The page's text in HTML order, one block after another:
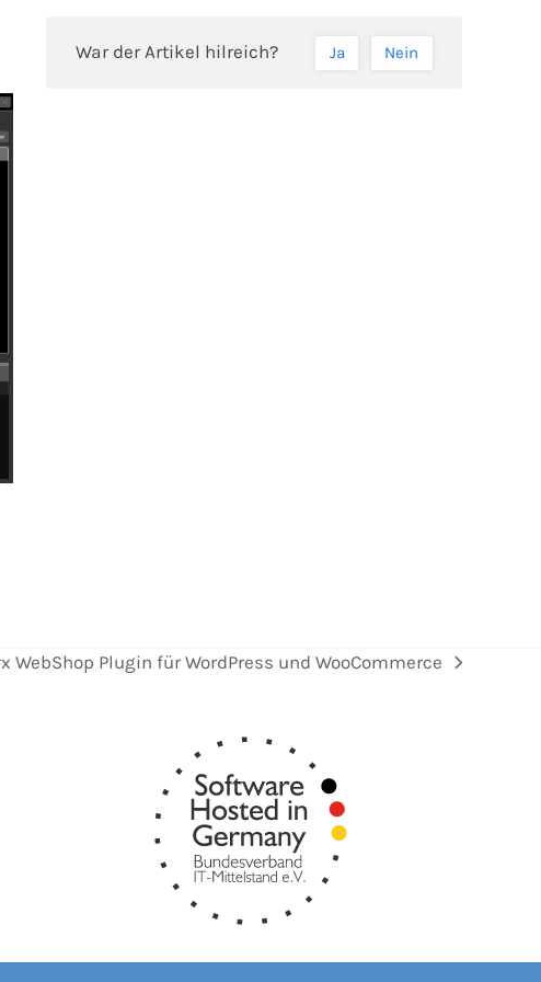
War der Artikel hilreich? Ja Nein
WebShop Plugin für WordPress und WooCommerce